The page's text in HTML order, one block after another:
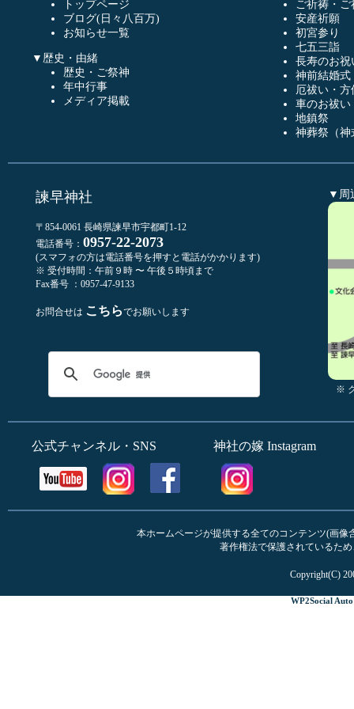
トップページ
ブログ(日々八百万)
お知らせ一覧
▼歴史・由緒
歴史・ご祭神
年中行事
メディア掲載
ご祈祷・
安産祈願
初宮参り
七五三詣
長寿のお祝
神前結婚式
厄祓い・方
車のお祓い
地鎮祭
神葬祭（神
諫早神社
〒854-0061 長崎県諫早市宇都町1-12
電話番号： 0957-22-2073
(スマフォの方は電話番号を押すと電話がかかります)
※ 受付時間：午前９時 〜 午後５時頃まで
Fax番号 ：0957-47-9133
お問合せは こちらでお願いします
▼周
※
公式チャンネル・SNS 神社の嫁 Instagram
本ホームページが提供する全てのコンテンツ(画
著作権法で保護されているた
Copyright(C)
WP2Social